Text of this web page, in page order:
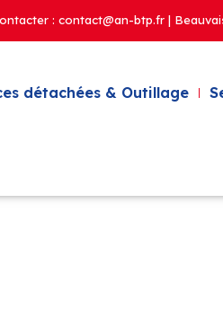
: contact@an-btp.fr |
détachées & Outillage